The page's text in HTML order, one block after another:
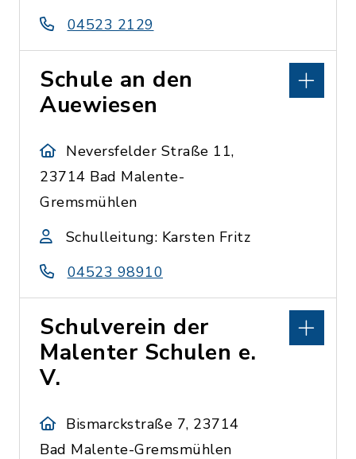
04523 2129
Schule an den
Auewiesen
Neversfelder Straße 11,
23714 Bad Malente-
Gremsmühlen
Schulleitung: Karsten Fritz
04523 98910
Schulverein der
Malenter Schulen e.
V.
Bismarckstraße 7, 23714
Bad Malente-Gremsmühlen